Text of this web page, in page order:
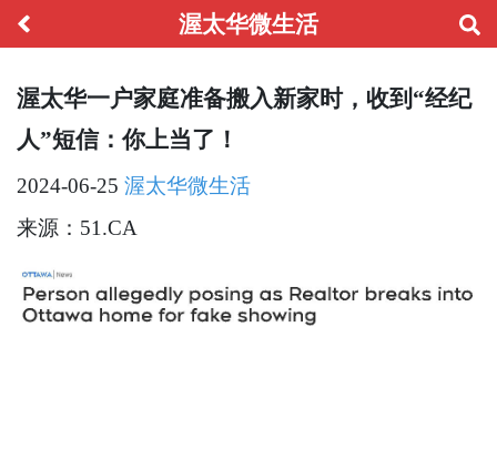
渥太华微生活
渥太华一户家庭准备搬入新家时，收到“经纪
人”短信：你上当了！
2024-06-25 渥太华微生活
来源：51.CA